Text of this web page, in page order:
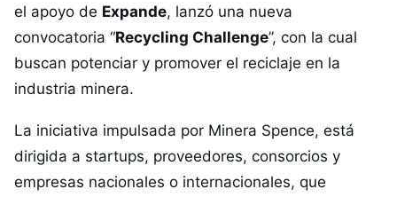
el apoyo de Expande, lanzó una nueva
convocatoria “Recycling Challenge”, con la cual
buscan potenciar y promover el reciclaje en la
industria minera.
La iniciativa impulsada por Minera Spence, está
dirigida a startups, proveedores, consorcios y
empresas nacionales o internacionales, que